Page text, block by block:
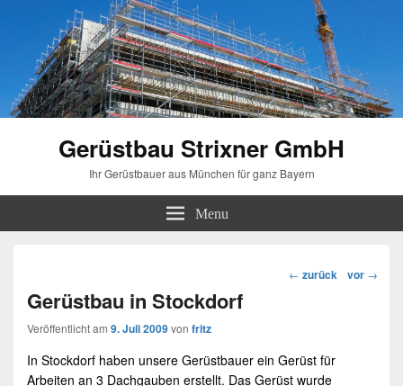
Gerüstbau Strixner GmbH
Ihr Gerüstbauer aus München für ganz Bayern
Menu
Beitragsnavigation
← zurück vor →
Gerüstbau in Stockdorf
Veröffentlicht am 9. Juli 2009von fritz
In Stockdorf haben unsere Gerüstbauer ein Gerüst für
Arbeiten an 3 Dachgauben erstellt. Das Gerüst wurde